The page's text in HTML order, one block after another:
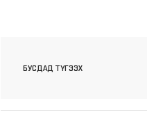
БУСДАД ТҮГЭЭХ